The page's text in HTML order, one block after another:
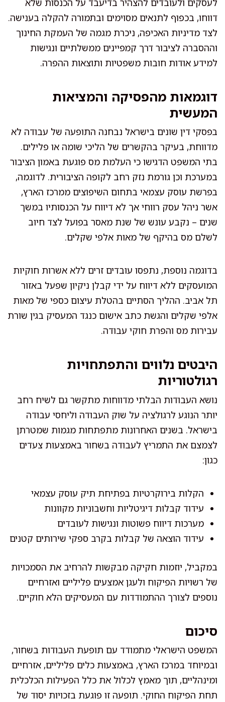
דווחו, בכפוף לתנאים מסוימים ובתמורה להקלה בענישה.
לצד מדיניות האכיפה, ניכרת מגמה של העמקת החינוך
וההסברה לציבור דרך קמפיינים ממשלתיים ונגישות
למידע אודות חובות משפטיות ותוצאות ההפרה.
דוגמאות מהפסיקה והמציאות
המעשית
בפסקי דין שונים בישראל נבחנה התופעה של עבודה לא
מדווחת, בעיקר בהקשרים של הליכי שומה או פלילים.
בתי המשפט הדגישו כי העלמת מס פוגעת באמון הציבור
במערכת וכן גורמת נזק רחב לקופה הציבורית. לדוגמה,
בפרשת עוסק עצמאי בתחום השיפוצים ממרכז הארץ,
אשר ניהל עסק רווחי אך לא דיווח על הכנסותיו במשך
שנים – נקבע עונש של שנת מאסר בפועל לצד חיוב
לשלם מס בהיקף של מאות אלפי שקלים.
בדוגמה נוספת, נתפסו עובדים זרים ללא אשרות חוקיות
המועסקים ללא דיווח על ידי קבלן ניקיון שפעל באזור
תל אביב. ההליך הסתיים בהטלת עיצום כספי של מאות
אלפי שקלים והגשת כתב אישום כנגד המעסיק בגין שורת
עבירות מס והפרת חוקי עבודה.
היבטים נלווים והתפתחויות
רגולטוריות
נושא העבודות הבלתי מדווחות מתקשר גם לשיח רחב
יותר הנוגע לרגולציה על שוק העבודה וליחסי עבודה
בישראל. בשנים האחרונות מתפתחות מגמות שמטרתן
לצמצם את התמריץ לעבודה בשחור באמצעות צעדים
כגון:
הקלות בירוקרטיות בפתיחת תיק עוסק עצמאי
עידוד קבלות דיגיטליות וחשבוניות מקוונות
מערכות דיווח פשוטות ונגישות לעובדים
עידוד הוצאה של קבלות בקרב ספקי שירותים קטנים
במקביל, יוזמות חקיקה מבקשות להרחיב את הסמכויות
של רשויות הפיקוח ולעגן אמצעים פליליים ואזרחיים
נוספים לצורך ההתמודדות עם המעסיקים הלא חוקיים.
סיכום
המשפט הישראלי מתמודד עם תופעת העבודות בשחור,
ובמיוחד במרכז הארץ, באמצעות כלים פליליים, אזרחיים
ומינהליים, תוך מאמץ לכלול את כלל הפעילות הכלכלית
תחת הפיקוח החוקי. תופעה זו פוגעת בזכויות יסוד של